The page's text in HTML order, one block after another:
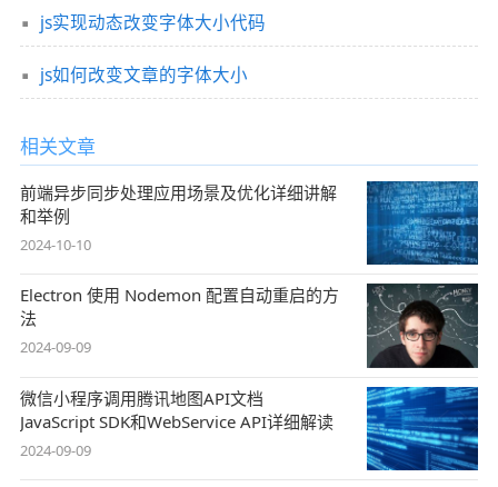
js实现动态改变字体大小代码
js如何改变文章的字体大小
相关文章
前端异步同步处理应用场景及优化详细讲解
和举例
2024-10-10
Electron 使用 Nodemon 配置自动重启的方
法
2024-09-09
微信小程序调用腾讯地图API文档
JavaScript SDK和WebService API详细解读
2024-09-09